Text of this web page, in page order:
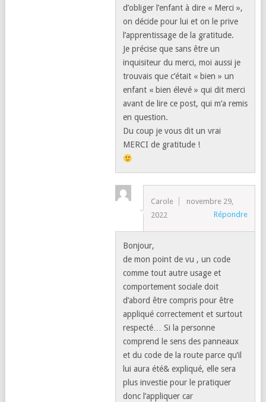
d’obliger l’enfant à dire « Merci »,
on décide pour lui et on le prive
l’apprentissage de la gratitude.
Je précise que sans être un
inquisiteur du merci, moi aussi je
trouvais que c’était « bien » un
enfant « bien élevé » qui dit merci
avant de lire ce post, qui m’a remis
en question.
Du coup je vous dit un vrai
MERCI de gratitude !
Carole
novembre 29,
2022
Répondre
Bonjour,
de mon point de vu , un code
comme tout autre usage et
comportement sociale doit
d’abord être compris pour être
appliqué correctement et surtout
respecté… Si la personne
comprend le sens des panneaux
et du code de la route parce qu’il
lui aura été& expliqué, elle sera
plus investie pour le pratiquer
donc l’appliquer car